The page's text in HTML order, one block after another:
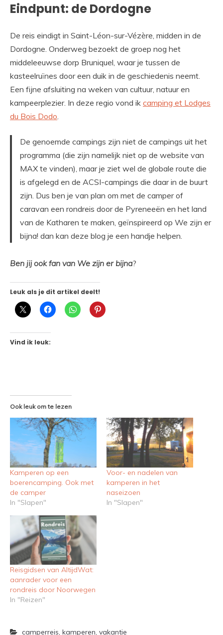
Eindpunt: de Dordogne
De reis eindigt in Saint-Léon-sur-Vézère, midden in de
Dordogne. Onderweg bezoekt de groep nog het
middeleeuwse dorp Bruniquel, waar je tussen de
kasteelruïnes door een duik in de geschiedenis neemt.
Een fijne afsluiting na weken van cultuur, natuur en
kampeerplezier. In deze regio vond ik camping et Lodges
du Bois Dodo.
De genoemde campings zijn niet de campings uit het
programma (die zijn namelijk niet op de website van
MAX te vinden), maar je ziet wel de globale route die
is afgelegd en de ACSI-campings die daar in de buurt
zijn. Dus ben je van plan om met de camper of
caravan een rondreis door de Pyreneeën en het land
van de Katharen te maken, geïnspireerd op We zijn er
bijna! dan kan deze blog je een handje helpen.
Ben jij ook fan van We zijn er bijna?
Leuk als je dit artikel deelt!
Vind ik leuk:
Ook leuk om te lezen
Kamperen op een
boerencamping. Ook met
de camper
In "Slapen"
Voor- en nadelen van
kamperen in het
naseizoen
In "Slapen"
Reisgidsen van AltijdWat:
aanrader voor een
rondreis door Noorwegen
In "Reizen"
camperreis, kamperen, vakantie